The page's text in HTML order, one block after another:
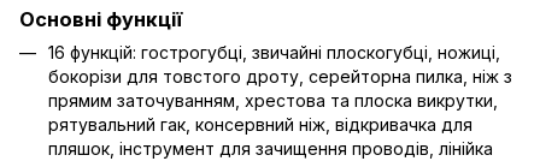
Основні функції
16 функцій: гострогубці, звичайні плоскогубці, ножиці,
бокорізи для товстого дроту, серейторна пилка, ніж з
прямим заточуванням, хрестова та плоска викрутки,
рятувальний гак, консервний ніж, відкривачка для
пляшок, інструмент для зачищення проводів, лінійка